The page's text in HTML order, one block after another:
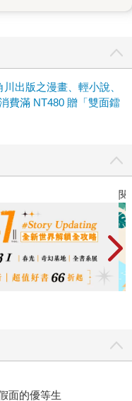
出版之漫畫、輕小說、
費滿 NT480 贈「雙面鐳
閱
面的優等生